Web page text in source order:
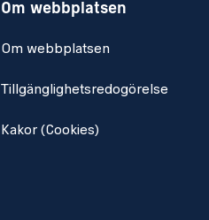
Om webbplatsen
Om webbplatsen
Tillgänglighetsredogörelse
Kakor (Cookies)